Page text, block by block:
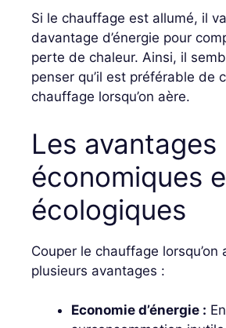
Si le chauffage est allumé, il
davantage d’énergie pour
perte de chaleur. Ainsi, il
penser qu’il est préférable de
chauffage lorsqu’on aère.
Les avantages
économiques
écologiques
Couper le chauffage lorsqu’on
plusieurs avantages :
Economie d’énergie :